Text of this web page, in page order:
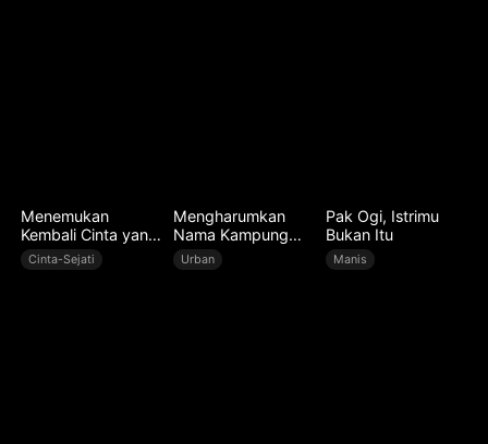
Menemukan
Kembali Cinta yang
Hilang
Cinta-Sejati
Mengharumkan
Nama Kampung
Halaman
Urban
Pak Ogi, Istrimu
Bukan Itu
Manis